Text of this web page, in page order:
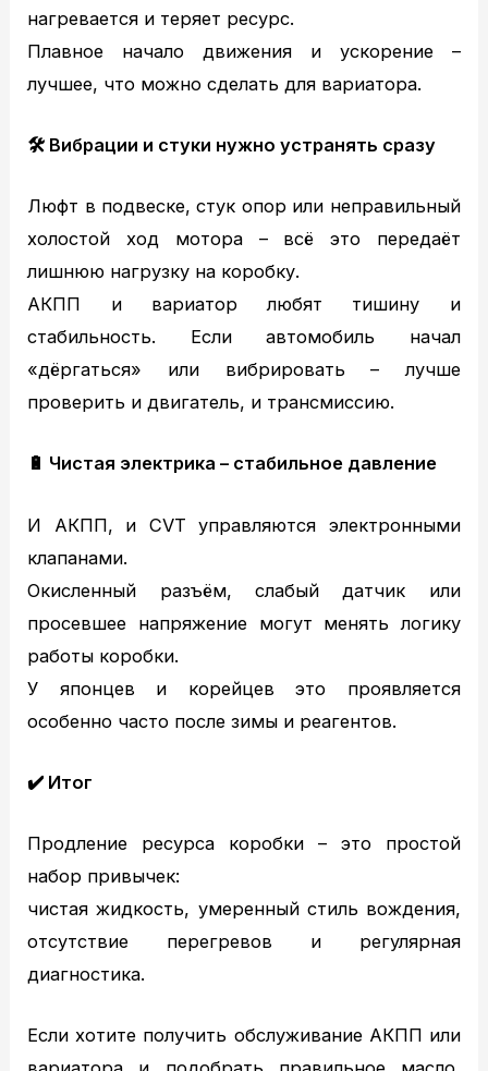
нагревается и теряет ресурс.
Плавное начало движения и ускорение –
лучшее, что можно сделать для вариатора.
🛠 Вибрации и стуки нужно устранять сразу
Люфт в подвеске, стук опор или неправильный
холостой ход мотора – всё это передаёт
лишнюю нагрузку на коробку.
АКПП и вариатор любят тишину и
стабильность. Если автомобиль начал
«дёргаться» или вибрировать – лучше
проверить и двигатель, и трансмиссию.
🔋 Чистая электрика – стабильное давление
И АКПП, и CVT управляются электронными
клапанами.
Окисленный разъём, слабый датчик или
просевшее напряжение могут менять логику
работы коробки.
У японцев и корейцев это проявляется
особенно часто после зимы и реагентов.
✔️ Итог
Продление ресурса коробки – это простой
набор привычек:
чистая жидкость, умеренный стиль вождения,
отсутствие перегревов и регулярная
диагностика.
Если хотите получить обслуживание АКПП или